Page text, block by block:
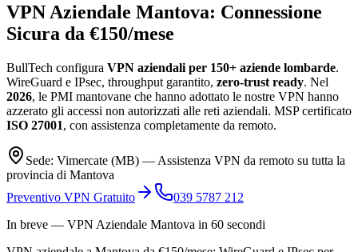
VPN Aziendale Mantova: Connessione
Sicura da €150/mese
BullTech configura VPN aziendali per 150+ aziende lombarde.
WireGuard e IPsec, throughput garantito, zero-trust ready. Nel
2026, le PMI mantovane che hanno adottato le nostre VPN hanno
azzerato gli accessi non autorizzati alle reti aziendali. MSP certificato
ISO 27001, con assistenza completamente da remoto.
Sede: Vimercate (MB) — Assistenza VPN da remoto su tutta la
provincia di Mantova
Preventivo VPN Gratuito
039 5787 212
In breve — VPN Aziendale Mantova in 60 secondi